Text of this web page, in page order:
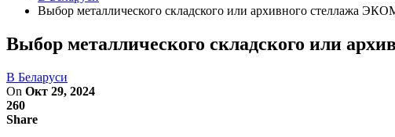
Выбор металлического складского или архивного стеллажа
Выбор металлического складского или
В Беларуси
On Окт 29, 2024
260
Share